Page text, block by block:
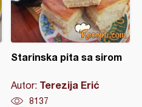
Starinska pita sa sirom
Autor: Terezija Erić
8137